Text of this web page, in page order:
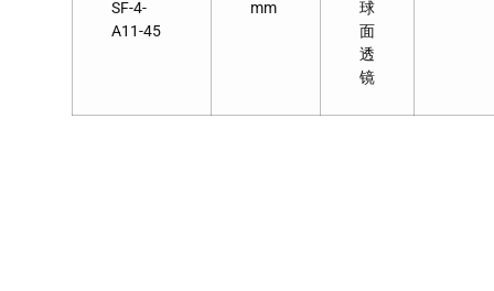
SF-4-
A11-45
mm
球
面
透
镜